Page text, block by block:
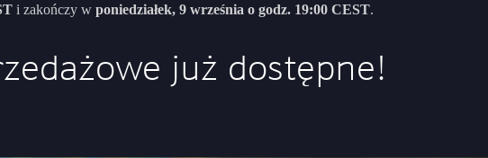
i zakończy w poniedziałek, 9 września o godz. 19:00 CEST.
już dostępne!